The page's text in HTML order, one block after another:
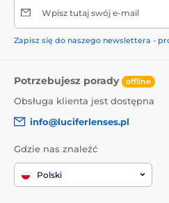
Wpisz tutaj swój e-mail
Zapisz się do naszego newslettera -
Potrzebujesz porady offline
Obsługa klienta jest dostępna
info@luciferlenses.pl
Gdzie nas znaleźć
Polski